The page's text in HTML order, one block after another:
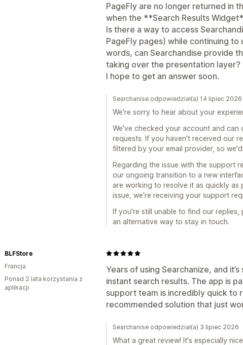
PageFly are no longer returned in
when the **Search Results
Is there a way to access
PageFly pages) while continuing
words, can Searchandise provide
taking over the presentation layer?
I hope to get an answer soon.
Searchanise odpowiedział(a) 14 lipiec 2026
We're sorry to hear about your
We've checked your account and
requests. If you haven't received our
filtered by your email provider, so
Regarding the issue with the support
our ongoing transition to a new
are working to resolve it as quickly as
issue, we're receiving your support
If you're still unable to find our
an alternative way to stay in touch.
Years of using Searchanize, and
instant search results. The app is
support team is incredibly quick to
recommended solution that just
BLFStore
Francja
Ponad 2 lata korzystania z
aplikacji
Searchanise odpowiedział(a) 3 lipiec 2026
What a great review! It's especially